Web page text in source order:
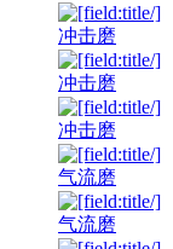
冲击磨
冲击磨
冲击磨
气流磨
气流磨